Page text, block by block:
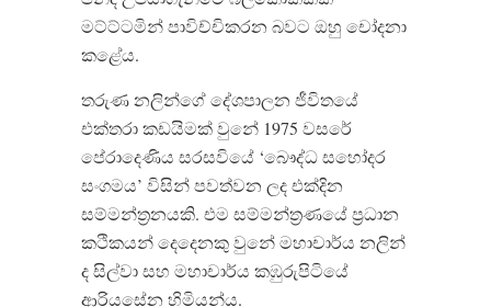
මට්ට්ටමින් පාවිච්චිකරන බවට ඔහු චෝදනා
කළේය.
තරුණ නලින්ගේ දේශපාලන ජීවිතයේ
එක්තරා කඩයිමක් වුනේ 1975 වසරේ
පේරාදෙණිය සරසවියේ ‘බෞද්ධ සහෝදර
සංගමය’ විසින් පවත්වන ලද එක්දින
සම්මන්ත්‍රනයකි. එම සම්මන්ත්‍රණයේ ප්‍රධාන
කථිකයන් දෙදෙනකු වුනේ මහාචාර්ය නලින්
ද සිල්වා සහ මහාචාර්ය කඹුරුපිටියේ
ආරියසේන හිමියන්ය.